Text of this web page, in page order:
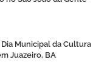
Municipal da Cultura
Juazeiro, BA